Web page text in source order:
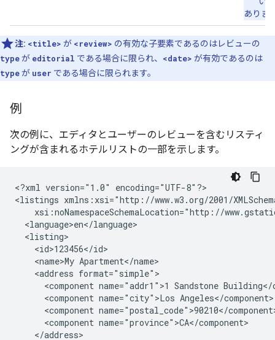
ありま
注: <title> が <review> の有効な子要素であるのはレビューの
typeが editorial である場合に限られ、 <date> が有効であるのは
typeが user である場合に限られます。
例
次の例に、エディタとユーザーのレビューを含むリスティ
ングが含まれるホテルリストの一部を示します。
<?xml version="1.0"
encoding="UTF-8"?>
<listings
<name>My
<address
<component name="addr1">1 Sandstone
<component name="city">Los
<component
<component